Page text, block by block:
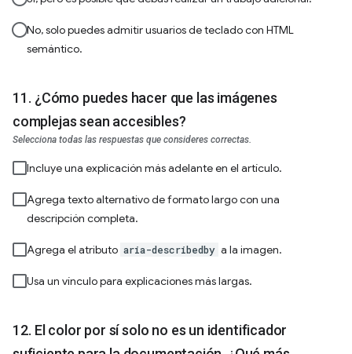
No, solo puedes admitir usuarios de teclado con HTML
semántico.
¿Cómo puedes hacer que las imágenes
complejas sean accesibles?
Selecciona todas las respuestas que consideres correctas.
Incluye una explicación más adelante en el artículo.
Agrega texto alternativo de formato largo con una
descripción completa.
Agrega el atributo aria-describedby a la imagen.
Usa un vínculo para explicaciones más largas.
El color por sí solo no es un identificador